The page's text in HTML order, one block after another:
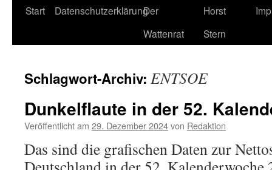
Start DatenschutzerklärungDer
Wattenrat
Horst
Stern
Schlagwort-Archiv: ENTSOE
Dunkelflaute in der 52.
Veröffentlicht am 29. Dezember 2024von Redaktion
Das sind die grafischen Daten zur